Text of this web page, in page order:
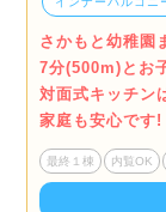
さかもと幼稚園
7分(500m)とお
対面式キッチン
家庭も安心です!
最終１棟 内覧OK